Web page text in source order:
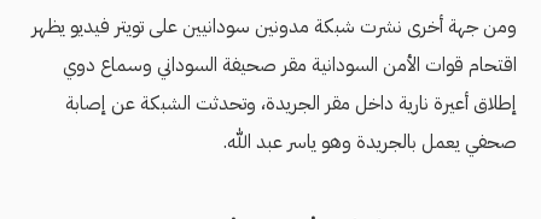
ومن جهة أخرى نشرت شبكة مدونين سودانيين على تويتر فيديو يظهر
اقتحام قوات الأمن السودانية مقر صحيفة السوداني وسماع دوي
إطلاق أعيرة نارية داخل مقر الجريدة، وتحدثت الشبكة عن إصابة
صحفي يعمل بالجريدة وهو ياسر عبد الله.